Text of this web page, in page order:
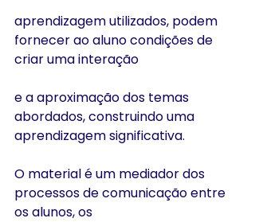
aprendizagem utilizados, podem
fornecer ao aluno condições de
criar uma interação
e a aproximação dos temas
abordados, construindo uma
aprendizagem significativa.
O material é um mediador dos
processos de comunicação entre
os alunos, os